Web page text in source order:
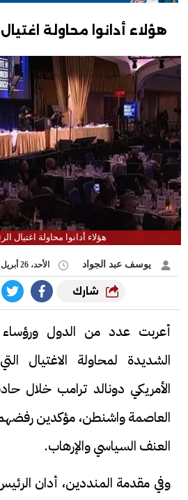
هؤلاء أدانوا محاولة
هؤلاء أدانوا محاولة اغتيال
يوسف عبد الجواد الأحد، 26 أبريل 2026 03:27 م
شارك
أعربت عدد من الدول
الشديدة لمحاولة الاغتيال
الأمريكي دونالد ترامب خلال
العاصمة واشنطن، مؤكدين
العنف السياسي والإرهاب.
وفي مقدمة المنددين، أدان